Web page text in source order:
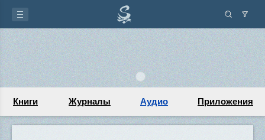
Книги Журналы Аудио Приложения